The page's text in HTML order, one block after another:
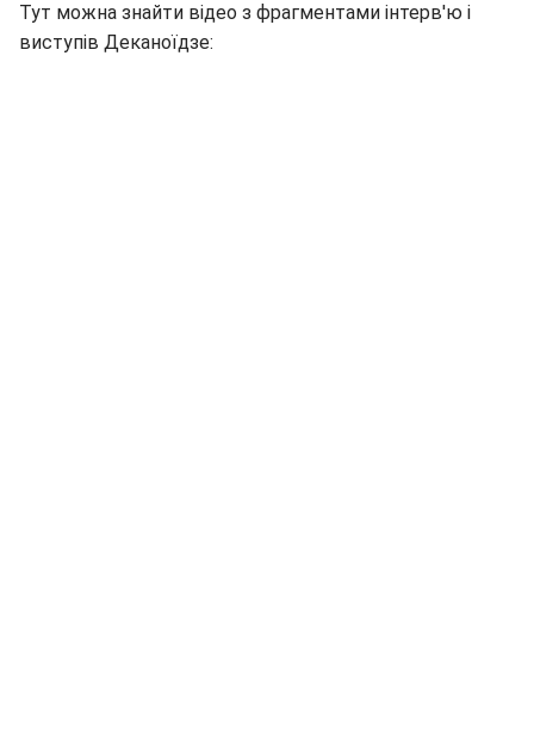
Тут можна знайти відео з фрагментами інтерв'ю і
виступів Деканоїдзе: